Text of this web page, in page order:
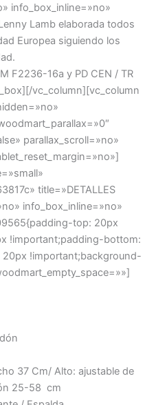
info_box_inline=»no»
Lamb elaborada todos
Europea siguiendo los
F2236-16a y PD CEN / TR
vc_column][vc_column
parallax_scroll=»no»
title=»DETALLES
info_box_inline=»no»
top: 20px
!important;padding-bottom:
!important;background-
37 Cm/ Alto: ajustable de
25-58 cm